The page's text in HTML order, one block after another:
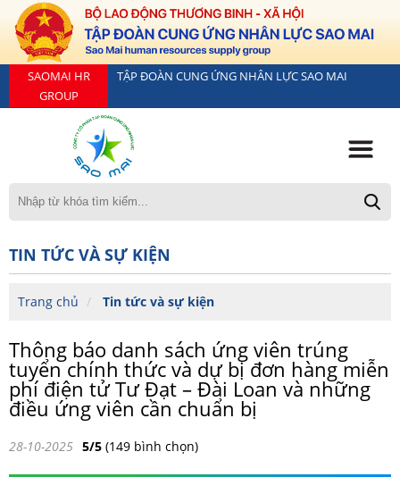
SAOMAI HR
GROUP
TẬP ĐOÀN CUNG ỨNG NHÂN LỰC SAO MAI
TIN TỨC VÀ SỰ KIỆN
Trang chủ Tin tức và sự kiện
Thông báo danh sách ứng viên trúng
tuyển chính thức và dự bị đơn hàng miễn
phí điện tử Tư Đạt – Đài Loan và những
điều ứng viên cần chuẩn bị
28-10-2025 5/5 (149 bình chọn)